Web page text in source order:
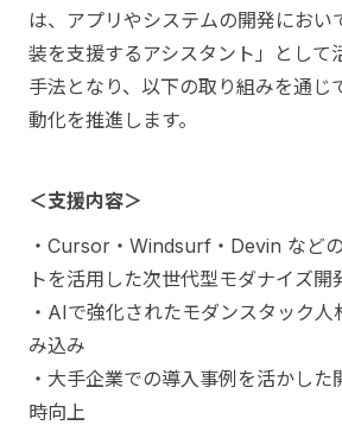
は、アプリやシステムの開発におい
装を支援するアシスタント」として
手法となり、以下の取り組みを通じ
動化を推進します。
＜支援内容＞
・Cursor・Windsurf・Devin など
トを活用した次世代型モダナイズ開
・AIで強化されたモダンスタック人
み込み
・大手企業での導入事例を活かした
時向上